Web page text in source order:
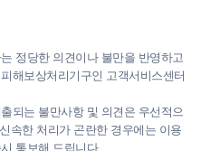
정당한 의견이나 불만을 반영하고
해보상처리기구인 고객서비스센터
되는 불만사항 및 의견은 우선적으
속한 처리가 곤란한 경우에는 이용
통보해 드립니다.